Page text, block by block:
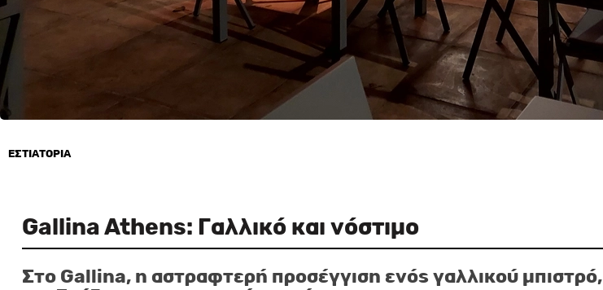
ΕΣΤΙΑΤΟΡΙΑ
Gallina Athens: Γαλλικό και νόστιμο
Στο Gallina, η αστραφτερή προσέγγιση ενός γαλλικού μπιστρό,